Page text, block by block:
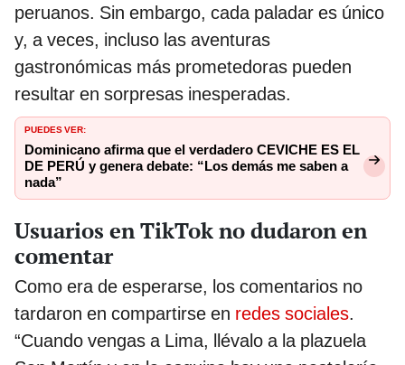
peruanos. Sin embargo, cada paladar es único
y, a veces, incluso las aventuras
gastronómicas más prometedoras pueden
resultar en sorpresas inesperadas.
PUEDES VER:
Dominicano afirma que el verdadero CEVICHE ES EL
DE PERÚ y genera debate: “Los demás me saben a
nada”
Usuarios en TikTok no dudaron en
comentar
Como era de esperarse, los comentarios no
tardaron en compartirse en redes sociales.
“Cuando vengas a Lima, llévalo a la plazuela